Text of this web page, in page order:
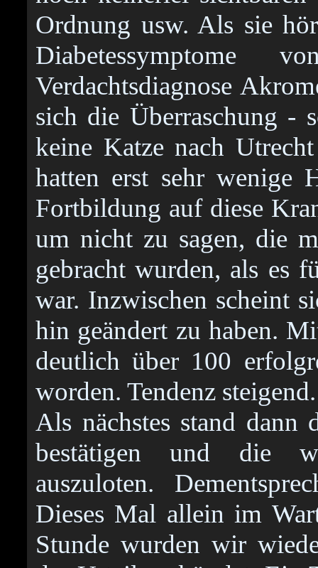
Ordnung usw. Als sie
Diabetessymptome
Verdachtsdiagnose
sich die Überraschung -
keine Katze nach
hatten erst sehr wenige
Fortbildung auf diese
um nicht zu sagen, die
gebracht wurden, als es
war. Inzwischen scheint
hin geändert zu haben.
deutlich über 100
worden. Tendenz steigend.
Als nächstes stand
bestätigen und die
auszuloten.
Dieses Mal allein im
Stunde wurden wir